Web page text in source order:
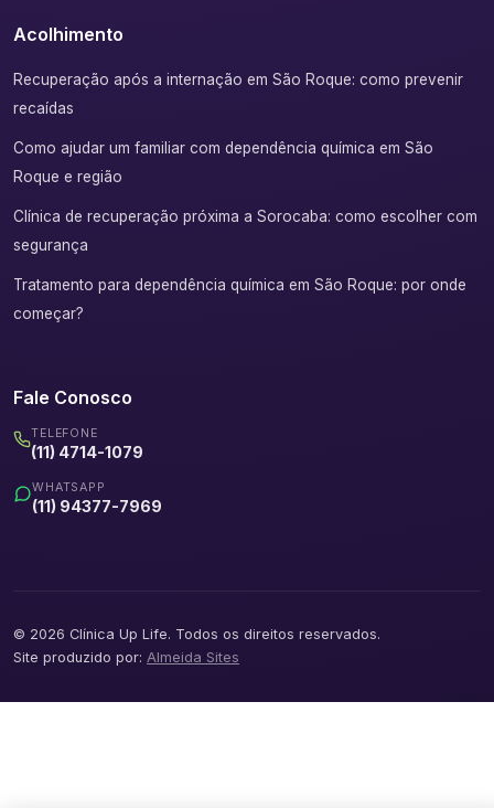
Acolhimento
Recuperação após a internação em São Roque: como prevenir
recaídas
Como ajudar um familiar com dependência química em São
Roque e região
Clínica de recuperação próxima a Sorocaba: como escolher com
segurança
Tratamento para dependência química em São Roque: por onde
começar?
Fale Conosco
TELEFONE
(11) 4714-1079
WHATSAPP
(11) 94377-7969
© 2026 Clínica Up Life. Todos os direitos reservados.
Site produzido por: Almeida Sites